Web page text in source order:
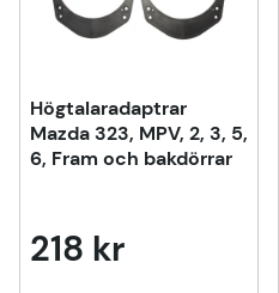
Högtalaradaptrar
Mazda 323, MPV, 2, 3, 5,
6, Fram och bakdörrar
218 kr